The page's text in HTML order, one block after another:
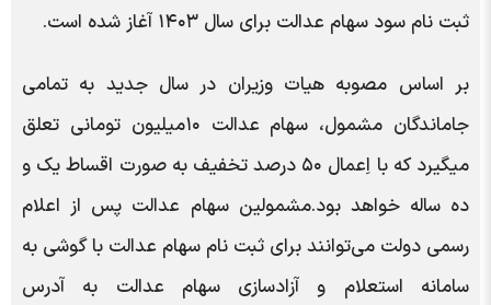
ثبت نام سود سهام عدالت برای سال ۱۴۰۳ آغاز شده است.
بر اساس مصوبه هیات وزیران در سال جدید به تمامی
جاماندگان مشمول، سهام عدالت ۱۰‌میلیون تومانی تعلق
میگیرد که با اِعمال ۵۰ درصد تخفیف به صورت اقساط یک و
ده ساله خواهد بود.مشمولین سهام عدالت پس از اعلام
رسمی دولت می‌توانند برای ثبت نام سهام عدالت با گوشی به
سامانه استعلام و آزادسازی سهام عدالت به آدرس